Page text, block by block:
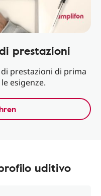
prestazioni
prestazioni di prima
esigenze.
uditivo